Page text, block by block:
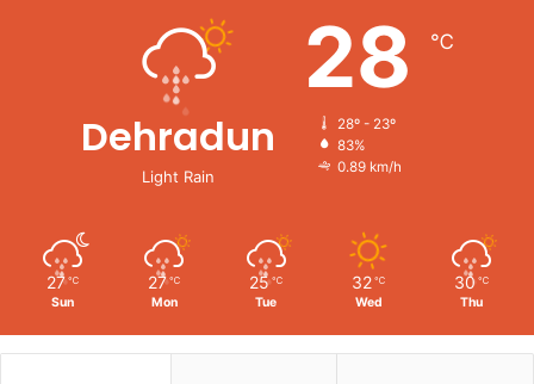
Dehradun
Light Rain
28 ℃
28º - 23º
83%
0.89 km/h
27 ℃
Sun
27 ℃
Mon
25 ℃
Tue
32 ℃
Wed
30 ℃
Thu